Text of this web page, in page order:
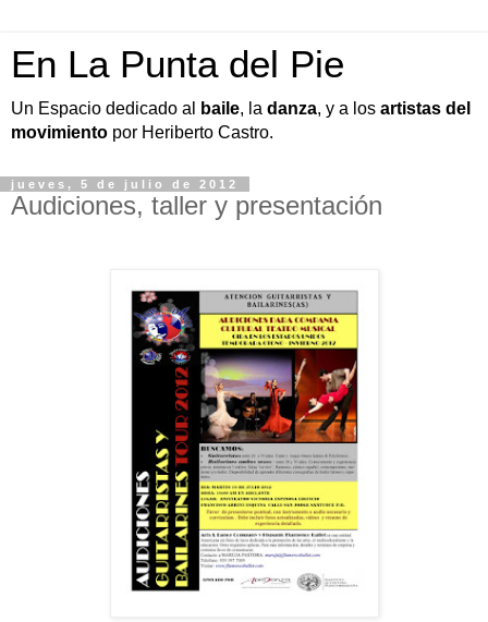
En La Punta del Pie
Un Espacio dedicado al baile, la danza, y a los artistas del
movimiento por Heriberto Castro.
jueves, 5 de julio de 2012
Audiciones, taller y presentación